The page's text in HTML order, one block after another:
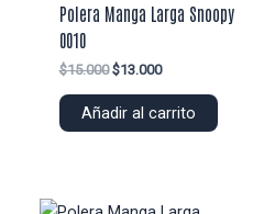
Polera Manga Larga Snoopy
0010
$15.000 El
original
$13.000El
actual
Añadir al carrito